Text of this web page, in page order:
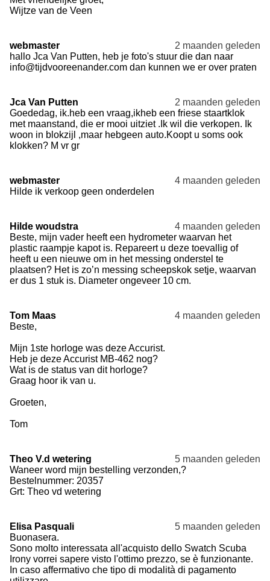
Wijtze van de Veen
webmaster
2 maanden geleden
hallo Jca Van Putten, heb je foto's stuur die dan naar
info@tijdvooreenander.com dan kunnen we er over praten
Jca Van Putten
2 maanden geleden
Goededag, ik.heb een vraag,ikheb een friese staartklok
met maanstand, die er mooi uitziet .Ik wil die verkopen. Ik
woon in blokzijl ,maar hebgeen auto.Koopt u soms ook
klokken? M vr gr
webmaster
4 maanden geleden
Hilde ik verkoop geen onderdelen
Hilde woudstra
4 maanden geleden
Beste, mijn vader heeft een hydrometer waarvan het
plastic raampje kapot is. Repareert u deze toevallig of
heeft u een nieuwe om in het messing onderstel te
plaatsen? Het is zo’n messing scheepskok setje, waarvan
er dus 1 stuk is. Diameter ongeveer 10 cm.
Tom Maas
4 maanden geleden
Beste,
Mijn 1ste horloge was deze Accurist.
Heb je deze Accurist MB-462 nog?
Wat is de status van dit horloge?
Graag hoor ik van u.
Groeten,
Tom
Theo V.d wetering
5 maanden geleden
Waneer word mijn bestelling verzonden,?
Bestelnummer: 20357
Grt: Theo vd wetering
Elisa Pasquali
5 maanden geleden
Buonasera.
Sono molto interessata all'acquisto dello Swatch Scuba
Irony vorrei sapere visto l'ottimo prezzo, se è funzionante.
In caso affermativo che tipo di modalità di pagamento